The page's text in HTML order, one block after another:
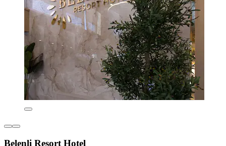
Belenli Resort Hotel